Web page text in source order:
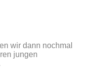
wir dann nochmal
jungen